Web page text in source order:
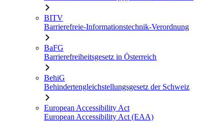
BITV
Barrierefreie-Informationstechnik-Verordnung
BaFG
Barrierefreiheitsgesetz in Österreich
BehiG
Behindertengleichstellungsgesetz der Schweiz
European Accessibility Act
European Accessibility Act (EAA)